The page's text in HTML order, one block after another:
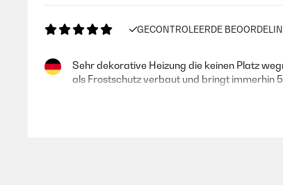
GECONTROLEERDE
Sehr dekorative Heizung die keinen Platz
als Frostschutz verbaut und bringt immerhin